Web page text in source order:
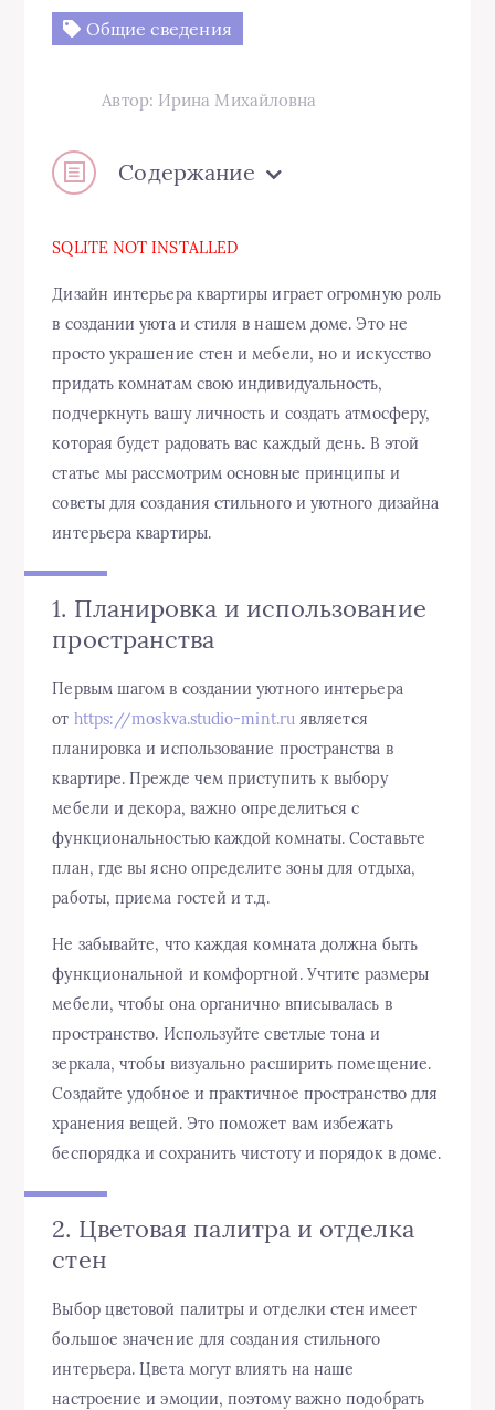
Общие сведения
Автор: Ирина Михайловна
Содержание
SQLITE NOT INSTALLED
Дизайн интерьера квартиры играет огромную роль
в создании уюта и стиля в нашем доме. Это не
просто украшение стен и мебели, но и искусство
придать комнатам свою индивидуальность,
подчеркнуть вашу личность и создать атмосферу,
которая будет радовать вас каждый день. В этой
статье мы рассмотрим основные принципы и
советы для создания стильного и уютного дизайна
интерьера квартиры.
1. Планировка и использование
пространства
Первым шагом в создании уютного интерьера
от https://moskva.studio-mint.ruявляется
планировка и использование пространства в
квартире. Прежде чем приступить к выбору
мебели и декора, важно определиться с
функциональностью каждой комнаты. Составьте
план, где вы ясно определите зоны для отдыха,
работы, приема гостей и т.д.
Не забывайте, что каждая комната должна быть
функциональной и комфортной. Учтите размеры
мебели, чтобы она органично вписывалась в
пространство. Используйте светлые тона и
зеркала, чтобы визуально расширить помещение.
Создайте удобное и практичное пространство для
хранения вещей. Это поможет вам избежать
беспорядка и сохранить чистоту и порядок в доме.
2. Цветовая палитра и отделка
стен
Выбор цветовой палитры и отделки стен имеет
большое значение для создания стильного
интерьера. Цвета могут влиять на наше
настроение и эмоции, поэтому важно подобрать